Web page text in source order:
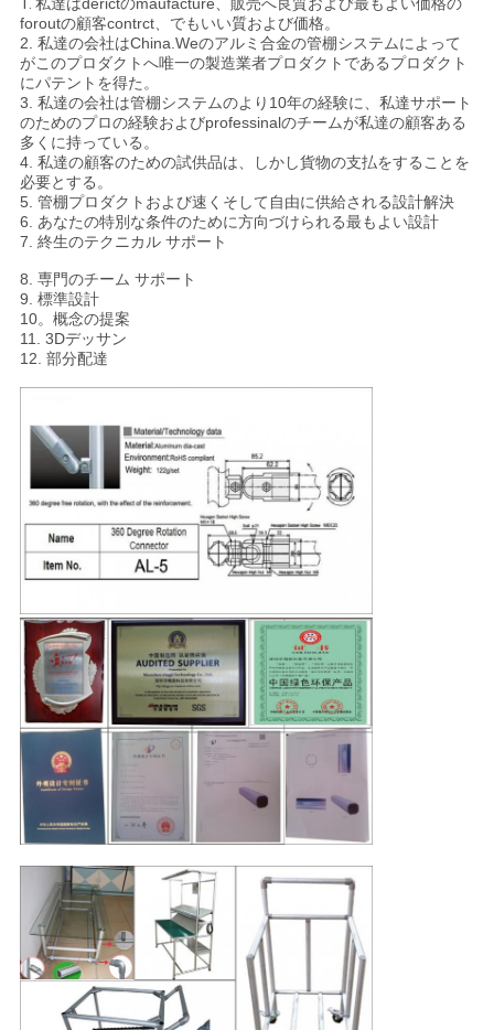
1. 私達はderictのmaufacture、販売へ良質および最もよい価格の
foroutの顧客contrct、でもいい質および価格。
2. 私達の会社はChina.Weのアルミ合金の管棚システムによって
がこのプロダクトへ唯一の製造業者プロダクトであるプロダクト
にパテントを得た。
3. 私達の会社は管棚システムのより10年の経験に、私達サポート
のためのプロの経験およびprofessinalのチームが私達の顧客ある
多くに持っている。
4. 私達の顧客のための試供品は、しかし貨物の支払をすることを
必要とする。
5. 管棚プロダクトおよび速くそして自由に供給される設計解決
6. あなたの特別な条件のために方向づけられる最もよい設計
7. 終生のテクニカル サポート
8. 専門のチーム サポート
9. 標準設計
10。概念の提案
11. 3Dデッサン
12. 部分配達